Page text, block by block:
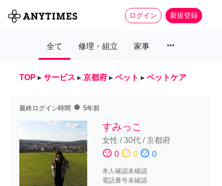
ログイン 新規登録
全て 修理・組立 家事 more_horiz
TOP ▸ サービス ▸ 京都府 ▸ ペット ▸ ペットケア
最終ログイン時間 fiber_manual_record 5年前
すみっこ
女性 /30代/京都府
sentiment_satisfied 0 sentiment_neutral 0 sentiment_dissatisfied 0
本人確認未確認
電話番号未確認